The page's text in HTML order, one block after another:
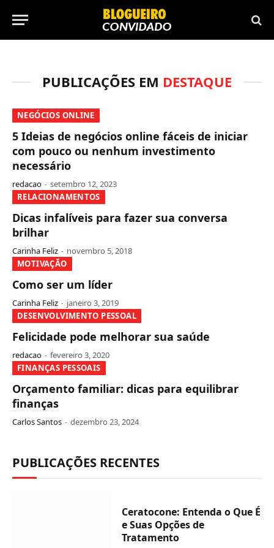
PUBLICAÇÕES EM DESTAQUE
NEGÓCIOS ONLINE
5 Ideias de negócios online fáceis de iniciar
com pouco ou nenhum investimento
necessário
redacao
setembro 12, 2023
RELACIONAMENTOS
Dicas infalíveis para fazer sua conversa
brilhar
Carinha Feliz
novembro 5, 2018
MOTIVAÇÃO
Como ser um líder
Carinha Feliz
janeiro 3, 2019
DESENVOLVIMENTO PESSOAL
Felicidade pode melhorar sua saúde
redacao
fevereiro 3, 2020
FINANÇAS PESSOAIS
Orçamento familiar: dicas para equilibrar
finanças
Carlos Santos dezembro 23, 2024
PUBLICAÇÕES RECENTES
Ceratocone: Entenda o Que É
e Suas Opções de
Tratamento